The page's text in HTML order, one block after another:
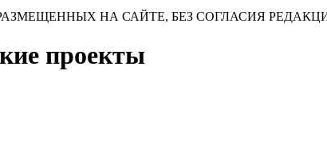
НА САЙТЕ, БЕЗ СОГЛАСИЯ
проекты